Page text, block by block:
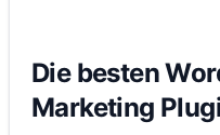
Die besten
Marketing